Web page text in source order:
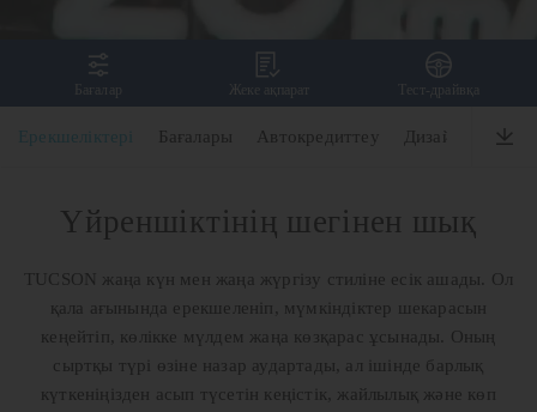
TUCSON
Бағалар Жеке ақпарат Тест-драйвқа
Ерекшеліктері Бағалары Автокредиттеу Дизайн
Үйреншіктінің шегінен шық
TUCSON жаңа күн мен жаңа жүргізу стиліне есік ашады. Ол
қала ағынында ерекшеленіп, мүмкіндіктер шекарасын
кеңейтіп, көлікке мүлдем жаңа көзқарас ұсынады. Оның
сыртқы түрі өзіне назар аудартады, ал ішінде барлық
күткеніңізден асып түсетін кеңістік, жайлылық және көп